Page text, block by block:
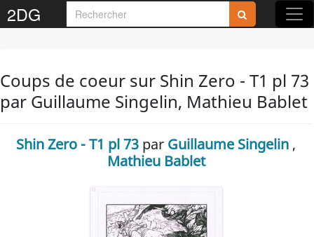
2DG
Coups de coeur sur Shin Zero - T1 pl 73
par Guillaume Singelin, Mathieu Bablet
Shin Zero - T1 pl 73 par Guillaume Singelin ,
Mathieu Bablet